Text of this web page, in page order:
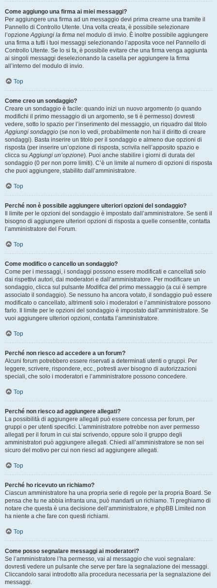
Come aggiungo una firma ai miei messaggi?
Per aggiungere una firma ad un messaggio devi prima crearne una tramite il
Pannello di Controllo Utente. Una volta creata, è possibile selezionare
l’opzioneAggiungi la firma nel modulo di invio. È inoltre possibile aggiungere
una firma a tutti i tuoi messaggi selezionando l’apposita voce nel Pannello di
Controllo Utente. Se lo si fa, è possibile evitare che una firma venga aggiunta
ai singoli messaggi deselezionando la casella per aggiungere la firma
all’interno del modulo di invio.
Top
Come creo un sondaggio?
Creare un sondaggio è facile: quando inizi un nuovo argomento (o quando
modifichi il primo messaggio di un argomento, se ti è permesso) dovresti
vedere, sotto lo spazio per l’inserimento del messaggio, un riquadro dal titolo
Aggiungi sondaggio (se non lo vedi, probabilmente non hai il diritto di creare
sondaggi). Basta inserire un titolo per il sondaggio e almeno due opzioni di
risposta (per inserire un’opzione di risposta, scrivila nell’apposito spazio e
clicca suAggiungi un’opzione). Puoi anche stabilire i giorni di durata del
sondaggio (0 per non porre limiti). C’è un limite al numero di opzioni di risposta
che puoi aggiungere, stabilito dall’amministratore.
Top
Perché non è possibile aggiungere ulteriori opzioni del sondaggio?
Il limite per le opzioni del sondaggio è impostato dall’amministratore. Se senti il
bisogno di aggiungere ulteriori opzioni di risposta a quelle consentite, contatta
l’amministratore del Forum.
Top
Come modifico o cancello un sondaggio?
Come per i messaggi, i sondaggi possono essere modificati e cancellati solo
dai rispettivi autori, dai moderatori e dall’amministratore. Per modificare un
sondaggio, clicca sul pulsante Modifica del primo messaggio (a cui è sempre
associato il sondaggio). Se nessuno ha ancora votato, il sondaggio può essere
modificato o cancellato, altrimenti solo i moderatori e l’amministratore possono
farlo. Il limite per le opzioni del sondaggio è impostato dall’amministratore. Se
vuoi aggiungere ulteriori opzioni, contatta l’amministratore.
Top
Perché non riesco ad accedere a un forum?
Alcuni forum potrebbero essere riservati a determinati utenti o gruppi. Per
leggere, scrivere, rispondere, ecc., potresti aver bisogno di autorizzazioni
speciali, che solo i moderatori e l’amministratore possono concedere.
Top
Perché non riesco ad aggiungere allegati?
La possibilità di aggiungere allegati può essere concessa per forum, per
gruppi o per utenti specifici. L’amministratore potrebbe non aver permesso
allegati per il forum in cui stai scrivendo, oppure solo il gruppo degli
amministratori può aggiungere allegati. Chiedi all’amministratore se non sei
sicuro del motivo per cui non riesci ad aggiungere allegati.
Top
Perché ho ricevuto un richiamo?
Ciascun amministratore ha una propria serie di regole per la propria Board. Se
pensa che tu ne abbia infranta una, può mandarti un richiamo. Ti preghiamo di
notare che questa è una decisione dell’amministratore, e phpBB Limited non
ha niente a che fare con questi richiami.
Top
Come posso segnalare messaggi ai moderatori?
Se l’amministratore l’ha permesso, vai al messaggio che vuoi segnalare:
dovresti vedere un pulsante che serve per fare la segnalazione dei messaggi.
Cliccandolo sarai introdotto alla procedura necessaria per la segnalazione dei
messaggi.